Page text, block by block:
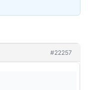
#22257